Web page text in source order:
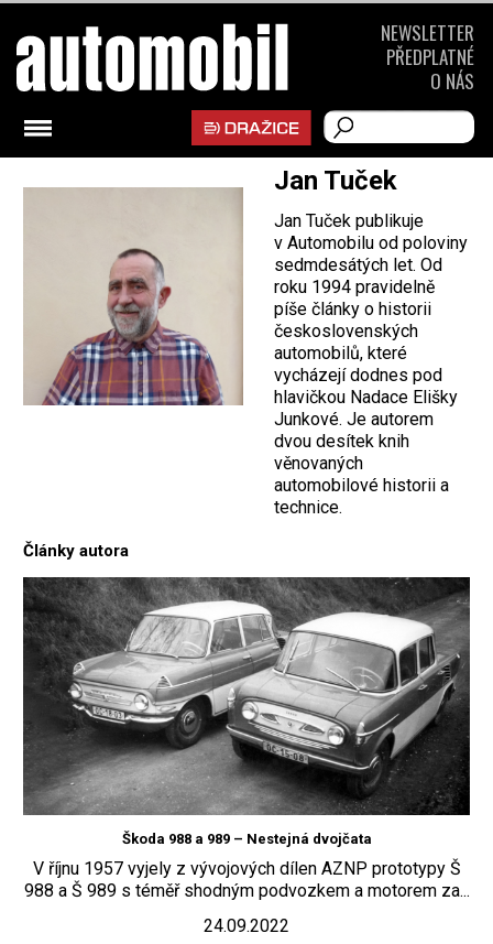
Jan Tuček
Jan Tuček publikuje
v Automobilu od poloviny
sedmdesátých let. Od
roku 1994 pravidelně
píše články o historii
československých
automobilů, které
vycházejí dodnes pod
hlavičkou Nadace Elišky
Junkové. Je autorem
dvou desítek knih
věnovaných
automobilové historii a
technice.
Články autora
Škoda 988 a 989 – Nestejná dvojčata
V říjnu 1957 vyjely z vývojových dílen AZNP prototypy Š
988 a Š 989 s téměř shodným podvozkem a motorem za...
24.09.2022
NEWSLETTER
PŘEDPLATNÉ
O NÁS